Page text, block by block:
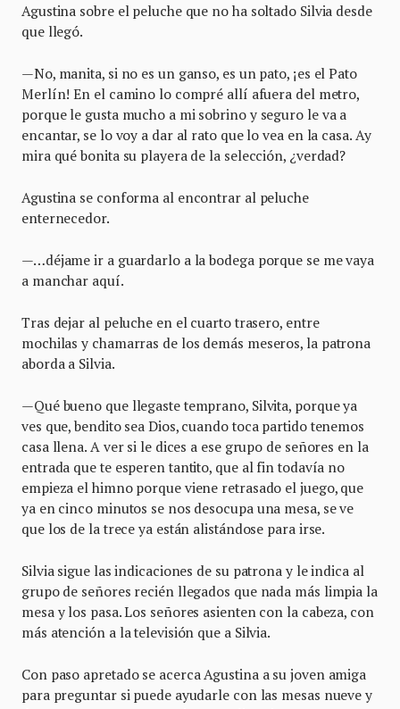
Agustina sobre el peluche que no ha soltado Silvia desde
que llegó.
—No, manita, si no es un ganso, es un pato, ¡es el Pato
Merlín! En el camino lo compré allí afuera del metro,
porque le gusta mucho a mi sobrino y seguro le va a
encantar, se lo voy a dar al rato que lo vea en la casa. Ay
mira qué bonita su playera de la selección, ¿verdad?
Agustina se conforma al encontrar al peluche
enternecedor.
—…déjame ir a guardarlo a la bodega porque se me vaya
a manchar aquí.
Tras dejar al peluche en el cuarto trasero, entre
mochilas y chamarras de los demás meseros, la patrona
aborda a Silvia.
—Qué bueno que llegaste temprano, Silvita, porque ya
ves que, bendito sea Dios, cuando toca partido tenemos
casa llena. A ver si le dices a ese grupo de señores en la
entrada que te esperen tantito, que al fin todavía no
empieza el himno porque viene retrasado el juego, que
ya en cinco minutos se nos desocupa una mesa, se ve
que los de la trece ya están alistándose para irse.
Silvia sigue las indicaciones de su patrona y le indica al
grupo de señores recién llegados que nada más limpia la
mesa y los pasa. Los señores asienten con la cabeza, con
más atención a la televisión que a Silvia.
Con paso apretado se acerca Agustina a su joven amiga
para preguntar si puede ayudarle con las mesas nueve y